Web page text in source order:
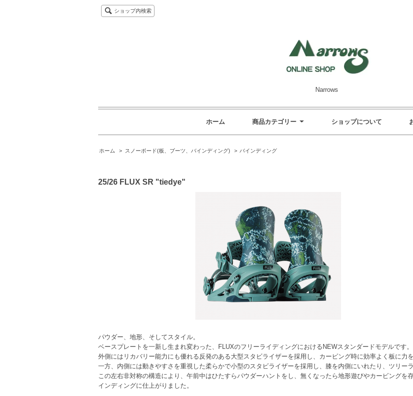
ショップ内検索
Narrows
ホーム 商品カテゴリー ショップについて
ホーム > スノーボード(板、ブーツ、バインディング) > バインディング
25/26 FLUX SR "tiedye"
パウダー、地形、そしてスタイル。
ベースプレートを一新し生まれ変わった、FLUXのフリーライディングにおけるNEWスタンダードモデルです。
外側にはリカバリー能力にも優れる反発のある大型スタビライザーを採用し、カービング時に効率よく板に力
一方、内側には動きやすさを重視した柔らかで小型のスタビライザーを採用し、膝を内側にいれたり、ツリー
この左右非対称の構造により、午前中はひたすらパウダーハントをし、無くなったら地形遊びやカービングを
インディングに仕上がりました。